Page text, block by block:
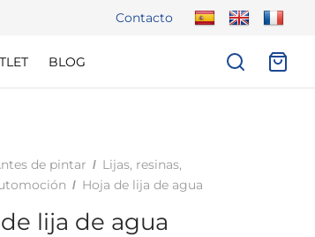
Contacto
BLOG
de pintar / Lijas, resinas,
/ Hoja de lija de agua
lija de agua